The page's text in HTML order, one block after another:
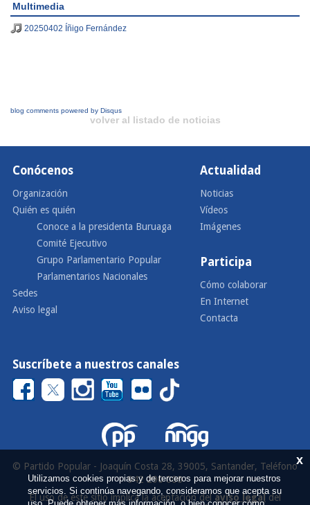
Multimedia
20250402 Íñigo Fernández
blog comments powered by Disqus
volver al listado de noticias
Conócenos
Organización
Quién es quién
Conoce a la presidenta Buruaga
Comité Ejecutivo
Grupo Parlamentario Popular
Parlamentarios Nacionales
Sedes
Aviso legal
Actualidad
Noticias
Vídeos
Imágenes
Participa
Cómo colaborar
En Internet
Contacta
Suscríbete a nuestros canales
© Partido Popular - Joaquín Costa 28, 39005, Santander, Teléfono
942 290 000
El uso de este sitio implica la aceptación delaviso legaldel
x
Utilizamos cookies propias y de terceros para mejorar nuestros
servicios. Si continúa navegando, consideramos que acepta su